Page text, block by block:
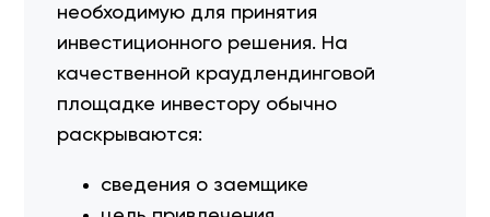
необходимую для принятия
инвестиционного решения. На
качественной краудлендинговой
площадке инвестору обычно
раскрываются:
сведения о заемщике